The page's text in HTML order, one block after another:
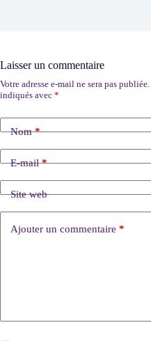
Laisser un commentaire
Votre adresse e-mail ne sera pas publiée.
indiqués avec *
Nom*
E-mail*
Site web
Ajouter un commentaire *